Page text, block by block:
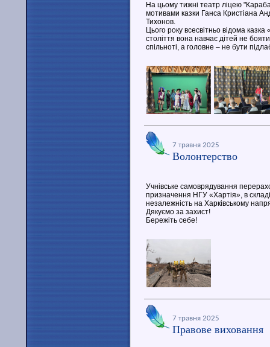
На цьому тижні театр ліцею
мотивами казки Ганса Кристіана
Тихонов.
Цього року всесвітньо відома
століття вона навчає дітей не
спільноті, а головне – не бути
7 травня 2025
Волонтерство
Учнівське самоврядування
призначення НГУ «Хартія», в
незалежність на Харківському
Дякуємо за захист!
Бережіть себе!
7 травня 2025
Правове виховання